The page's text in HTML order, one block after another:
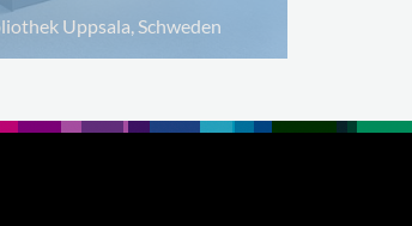
Uppsala, Schweden